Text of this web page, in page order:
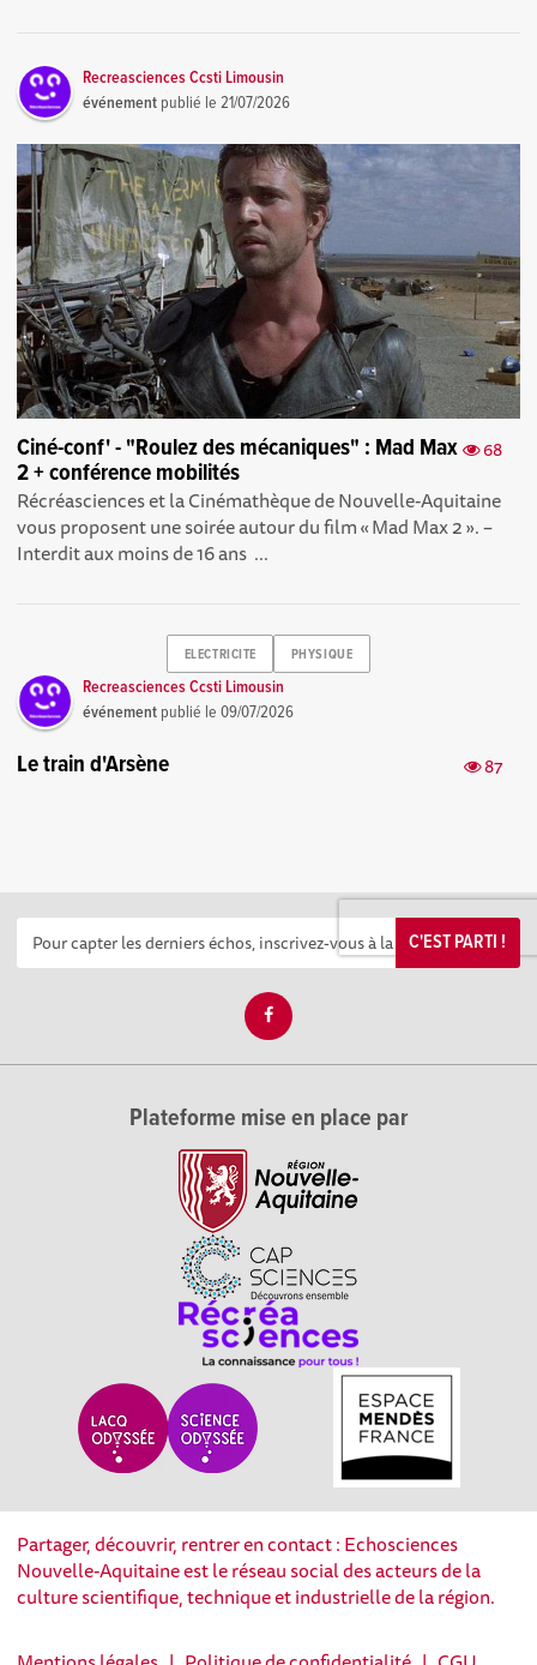
Recreasciences Ccsti Limousin
événement publié le21/07/2026
68
Ciné-conf' - "Roulez des mécaniques" : Mad Max
2 + conférence mobilités
Récréasciences et la Cinémathèque de Nouvelle-Aquitaine
vous proposent une soirée autour du film « Mad Max 2 ». –
Interdit aux moins de 16 ans ...
ELECTRICITE PHYSIQUE
Recreasciences Ccsti Limousin
événement publié le09/07/2026
87
Le train d'Arsène
C'EST PARTI !
Plateforme mise en place par
Partager, découvrir, rentrer en contact : Echosciences
Nouvelle-Aquitaine est le réseau social des acteurs de la
culture scientifique, technique et industrielle de la région.